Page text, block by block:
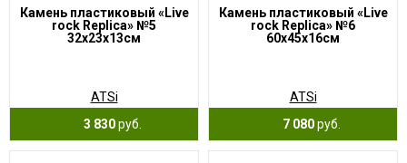
Камень пластиковый «Live
rock Replica» №5
32х23х13см
ATSi
3 830руб.
Камень пластиковый «Live
rock Replica» №6
60х45х16см
ATSi
7 080руб.